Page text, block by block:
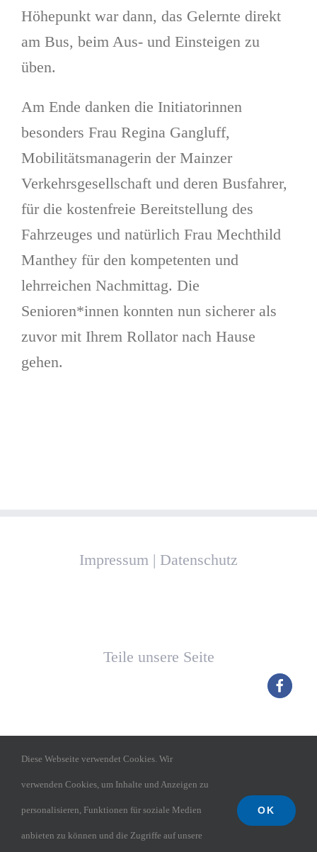
Höhepunkt war dann, das Gelernte direkt
am Bus, beim Aus- und Einsteigen zu
üben.
Am Ende danken die Initiatorinnen
besonders Frau Regina Gangluff,
Mobilitätsmanagerin der Mainzer
Verkehrsgesellschaft und deren Busfahrer,
für die kostenfreie Bereitstellung des
Fahrzeuges und natürlich Frau Mechthild
Manthey für den kompetenten und
lehrreichen Nachmittag. Die
Senioren*innen konnten nun sicherer als
zuvor mit Ihrem Rollator nach Hause
gehen.
Impressum | Datenschutz
Teile unsere Seite
Diese Webseite verwendet Cookies. Wir
verwenden Cookies, um Inhalte und Anzeigen zu
personalisieren, Funktionen für soziale Medien
anbieten zu können und die Zugriffe auf unsere
OK